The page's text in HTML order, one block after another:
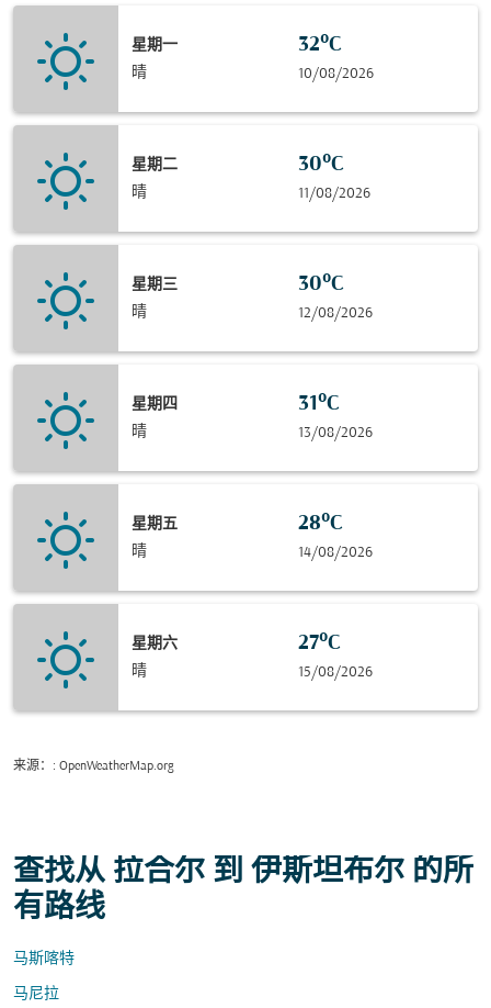
星期一
晴
32°C
10/08/2026
星期二
晴
30°C
11/08/2026
星期三
晴
30°C
12/08/2026
星期四
晴
31°C
13/08/2026
星期五
晴
28°C
14/08/2026
星期六
晴
27°C
15/08/2026
来源： : OpenWeatherMap.org
查找从 拉合尔 到 伊斯坦布尔 的所
有路线
马斯喀特
马尼拉